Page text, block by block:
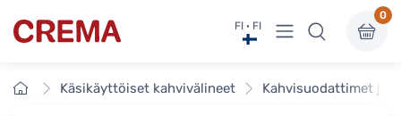
Crema FI · FI Näytä valikko
0
EtusivuKäsikäyttöiset kahvivälineet Kahvisuodattimet ja